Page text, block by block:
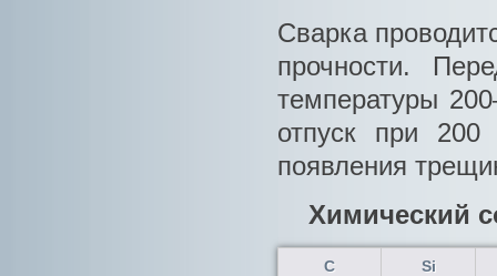
Сварка
прочности.
температуры
отпуск при
появления
Химический
С Si